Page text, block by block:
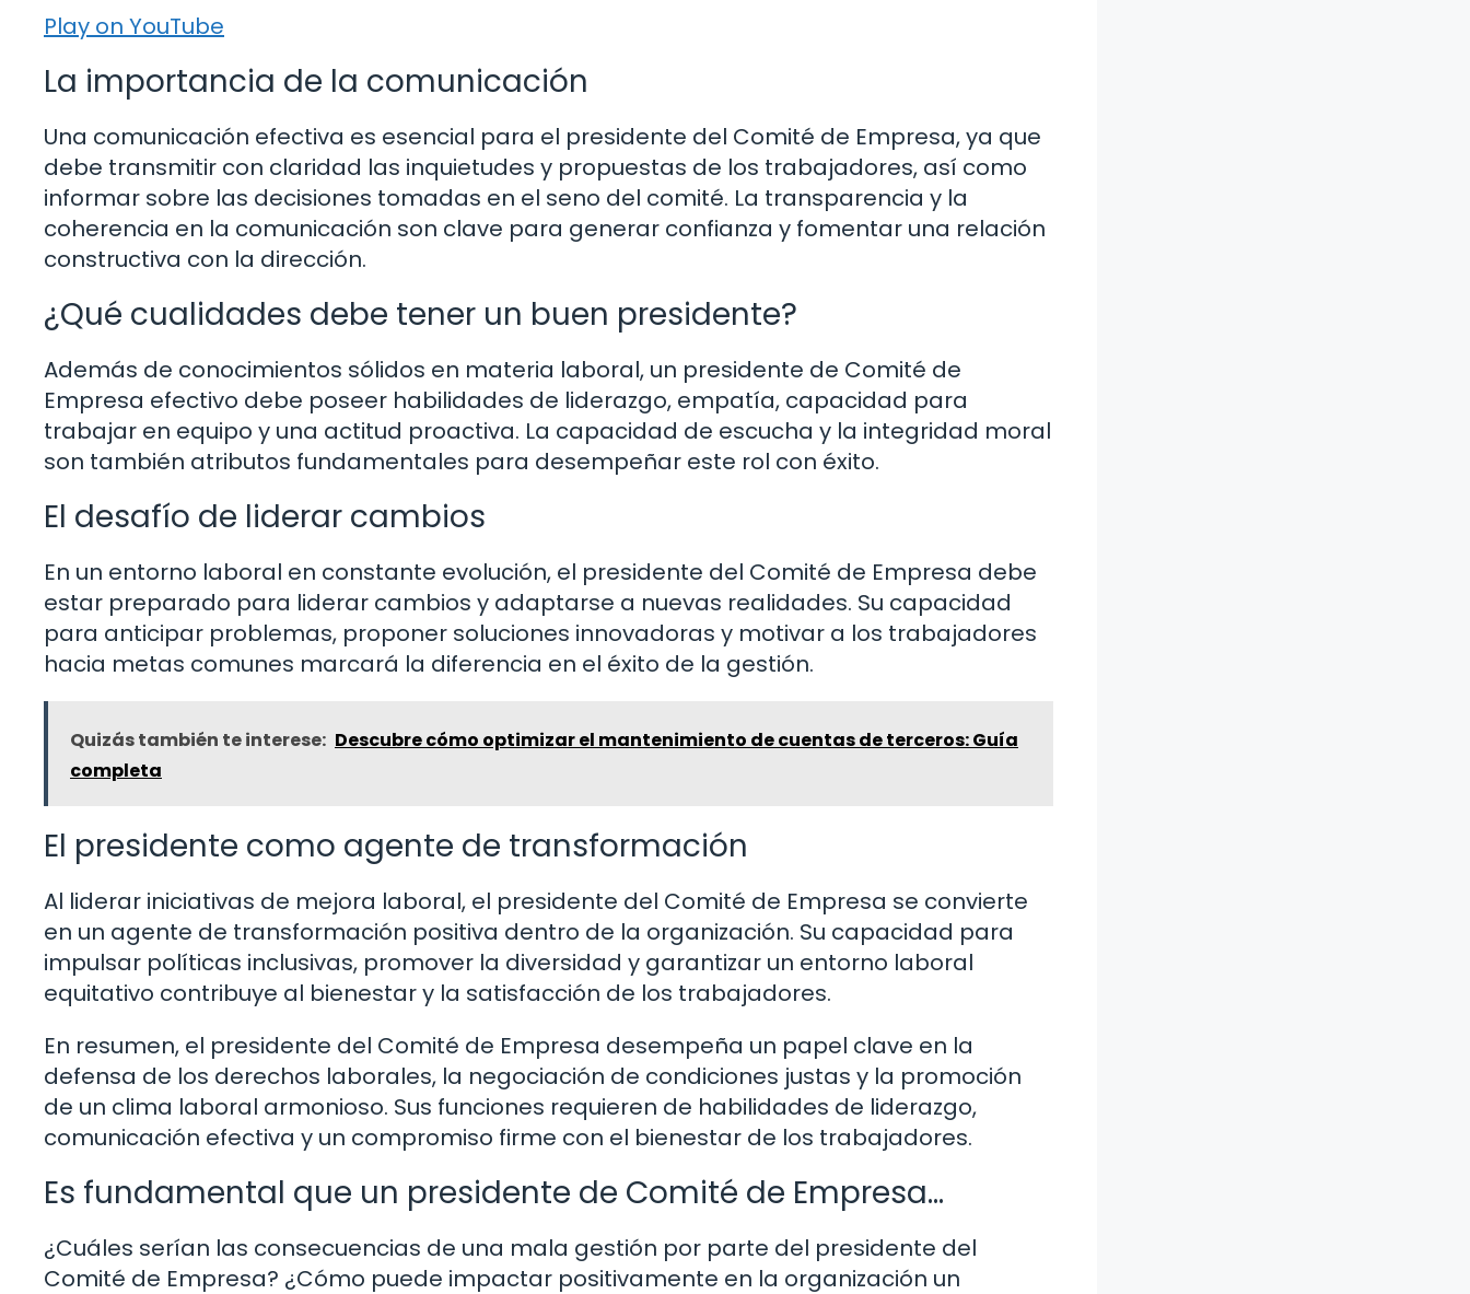
Play on YouTube
La importancia de la comunicación
Una comunicación efectiva es esencial para el presidente del Comité de Empresa, ya que
debe transmitir con claridad las inquietudes y propuestas de los trabajadores, así como
informar sobre las decisiones tomadas en el seno del comité. La transparencia y la
coherencia en la comunicación son clave para generar confianza y fomentar una relación
constructiva con la dirección.
¿Qué cualidades debe tener un buen presidente?
Además de conocimientos sólidos en materia laboral, un presidente de Comité de
Empresa efectivo debe poseer habilidades de liderazgo, empatía, capacidad para
trabajar en equipo y una actitud proactiva. La capacidad de escucha y la integridad moral
son también atributos fundamentales para desempeñar este rol con éxito.
El desafío de liderar cambios
En un entorno laboral en constante evolución, el presidente del Comité de Empresa debe
estar preparado para liderar cambios y adaptarse a nuevas realidades. Su capacidad
para anticipar problemas, proponer soluciones innovadoras y motivar a los trabajadores
hacia metas comunes marcará la diferencia en el éxito de la gestión.
Quizás también te interese: Descubre cómo optimizar el mantenimiento de cuentas de terceros: Guía
completa
El presidente como agente de transformación
Al liderar iniciativas de mejora laboral, el presidente del Comité de Empresa se convierte
en un agente de transformación positiva dentro de la organización. Su capacidad para
impulsar políticas inclusivas, promover la diversidad y garantizar un entorno laboral
equitativo contribuye al bienestar y la satisfacción de los trabajadores.
En resumen, el presidente del Comité de Empresa desempeña un papel clave en la
defensa de los derechos laborales, la negociación de condiciones justas y la promoción
de un clima laboral armonioso. Sus funciones requieren de habilidades de liderazgo,
comunicación efectiva y un compromiso firme con el bienestar de los trabajadores.
Es fundamental que un presidente de Comité de Empresa…
¿Cuáles serían las consecuencias de una mala gestión por parte del presidente del
Comité de Empresa? ¿Cómo puede impactar positivamente en la organización un